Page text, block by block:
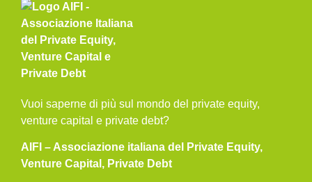
Vuoi saperne di più sul mondo del private equity,
venture capital e private debt?
AIFI – Associazione italiana del Private Equity,
Venture Capital, Private Debt